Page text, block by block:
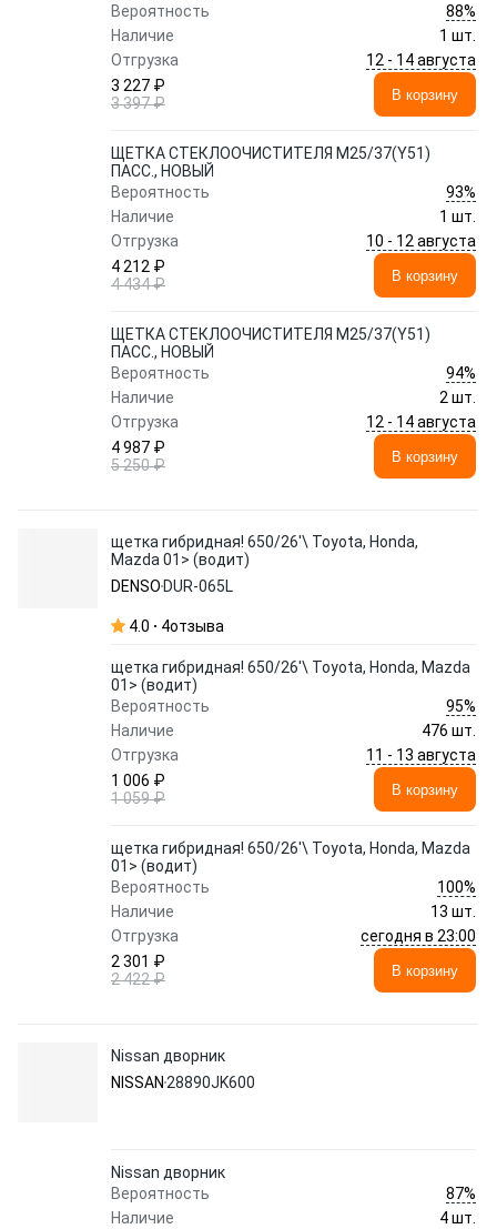
Вероятность
88%
Наличие
1 шт.
Отгрузка
12 - 14 августа
3 227 ₽
3 397 ₽
В корзину
ЩЕТКА СТЕКЛООЧИСТИТЕЛЯ M25/37(Y51)
ПАСС., НОВЫЙ
Вероятность
93%
Наличие
1 шт.
Отгрузка
10 - 12 августа
4 212 ₽
4 434 ₽
В корзину
ЩЕТКА СТЕКЛООЧИСТИТЕЛЯ M25/37(Y51)
ПАСС., НОВЫЙ
Вероятность
94%
Наличие
2 шт.
Отгрузка
12 - 14 августа
4 987 ₽
5 250 ₽
В корзину
щетка гибридная! 650/26'\ Toyota, Honda,
Mazda 01> (водит)
DENSO DUR-065L
4.0 4отзыва
щетка гибридная! 650/26'\ Toyota, Honda, Mazda
01> (водит)
Вероятность
95%
Наличие
476 шт.
Отгрузка
11 - 13 августа
1 006 ₽
1 059 ₽
В корзину
щетка гибридная! 650/26'\ Toyota, Honda, Mazda
01> (водит)
Вероятность
100%
Наличие
13 шт.
Отгрузка
сегодня в 23:00
2 301 ₽
2 422 ₽
В корзину
Nissan дворник
NISSAN 28890JK600
Nissan дворник
Вероятность
87%
Наличие
4 шт.